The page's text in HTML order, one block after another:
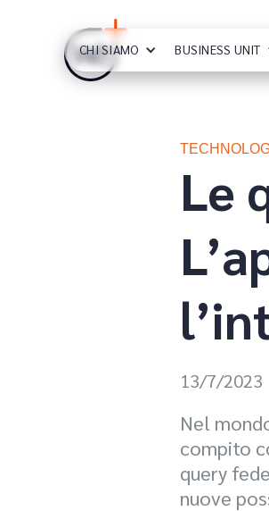
CHI SIAMO BUSINESS UNIT
Le
13/7/2023
Nel
compito
query
nuove